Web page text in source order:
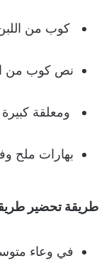
كوب من
نص كوب من
ومعلقة
بهارات ملح
طريقة تحضير
في وعاء